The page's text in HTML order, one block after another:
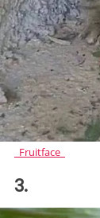
_Fruitface_
3.